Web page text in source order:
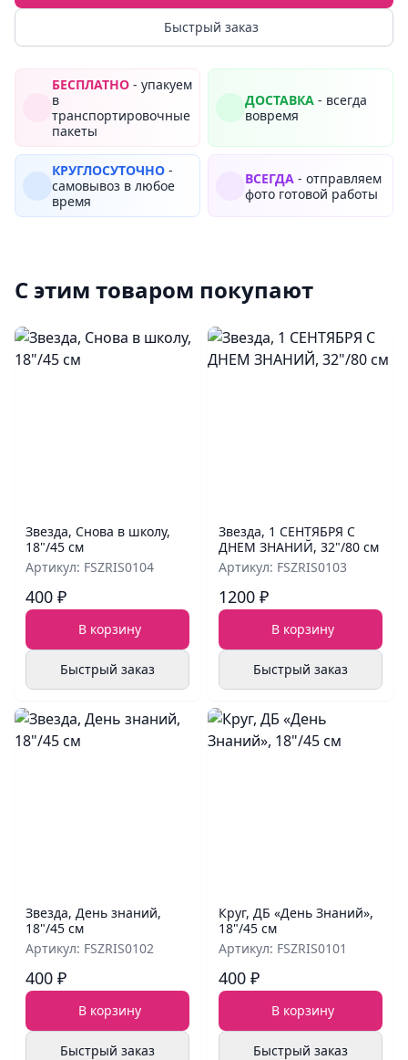
Быстрый заказ
БЕСПЛАТНО - упакуем
в
транспортировочные
пакеты
ДОСТАВКА - всегда
вовремя
КРУГЛОСУТОЧНО -
самовывоз в любое
время
ВСЕГДА - отправляем
фото готовой работы
С этим товаром покупают
Звезда, Снова в школу,
18"/45 см
Артикул: FSZRIS0104
400 ₽
В корзину
Быстрый заказ
Звезда, 1 СЕНТЯБРЯ С
ДНЕМ ЗНАНИЙ, 32"/80 см
Артикул: FSZRIS0103
1200 ₽
В корзину
Быстрый заказ
Звезда, День знаний,
18"/45 см
Артикул: FSZRIS0102
400 ₽
В корзину
Быстрый заказ
Круг, ДБ «День Знаний»,
18"/45 см
Артикул: FSZRIS0101
400 ₽
В корзину
Быстрый заказ